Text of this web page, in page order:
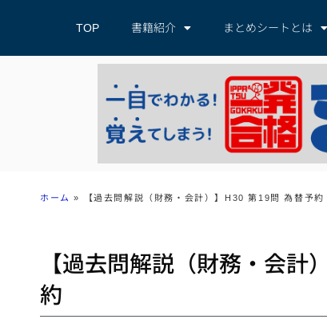
TOP 書籍紹介 まとめシートとは
ホーム » 【過去問解説（財務・会計）】H30 第19問 為替予約
【過去問解説（財務・会計
約